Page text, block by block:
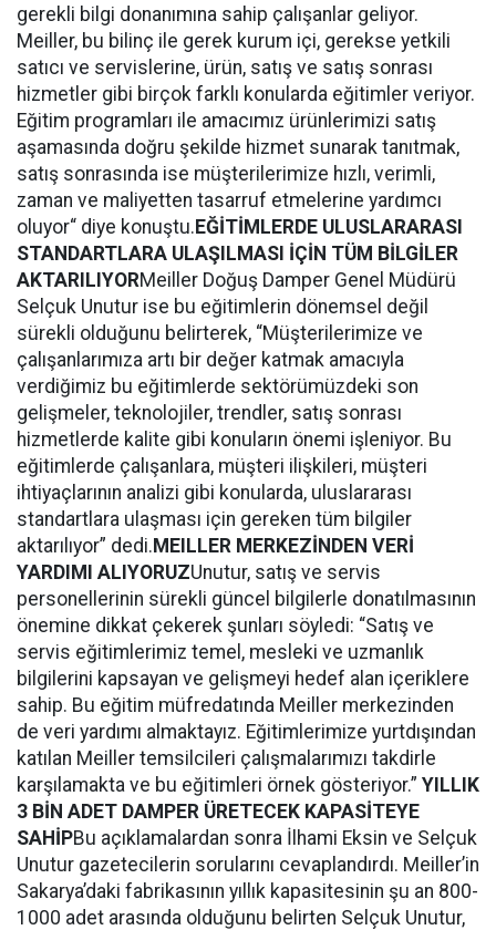
gerekli bilgi donanımına sahip çalışanlar geliyor.
Meiller, bu bilinç ile gerek kurum içi, gerekse yetkili
satıcı ve servislerine, ürün, satış ve satış sonrası
hizmetler gibi birçok farklı konularda eğitimler veriyor.
Eğitim programları ile amacımız ürünlerimizi satış
aşamasında doğru şekilde hizmet sunarak tanıtmak,
satış sonrasında ise müşterilerimize hızlı, verimli,
zaman ve maliyetten tasarruf etmelerine yardımcı
oluyor“ diye konuştu. EĞİTİMLERDE ULUSLARARASI
STANDARTLARA ULAŞILMASI İÇİN TÜM BİLGİLER
AKTARILIYORMeiller Doğuş Damper Genel Müdürü
Selçuk Unutur ise bu eğitimlerin dönemsel değil
sürekli olduğunu belirterek, “Müşterilerimize ve
çalışanlarımıza artı bir değer katmak amacıyla
verdiğimiz bu eğitimlerde sektörümüzdeki son
gelişmeler, teknolojiler, trendler, satış sonrası
hizmetlerde kalite gibi konuların önemi işleniyor. Bu
eğitimlerde çalışanlara, müşteri ilişkileri, müşteri
ihtiyaçlarının analizi gibi konularda, uluslararası
standartlara ulaşması için gereken tüm bilgiler
aktarılıyor” dedi. MEILLER MERKEZİNDEN VERİ
YARDIMI ALIYORUZUnutur, satış ve servis
personellerinin sürekli güncel bilgilerle donatılmasının
önemine dikkat çekerek şunları söyledi: “Satış ve
servis eğitimlerimiz temel, mesleki ve uzmanlık
bilgilerini kapsayan ve gelişmeyi hedef alan içeriklere
sahip. Bu eğitim müfredatında Meiller merkezinden
de veri yardımı almaktayız. Eğitimlerimize yurtdışından
katılan Meiller temsilcileri çalışmalarımızı takdirle
karşılamakta ve bu eğitimleri örnek gösteriyor.” YILLIK
3 BİN ADET DAMPER ÜRETECEK KAPASİTEYE
SAHİPBu açıklamalardan sonra İlhami Eksin ve Selçuk
Unutur gazetecilerin sorularını cevaplandırdı. Meiller’in
Sakarya’daki fabrikasının yıllık kapasitesinin şu an 800-
1000 adet arasında olduğunu belirten Selçuk Unutur,